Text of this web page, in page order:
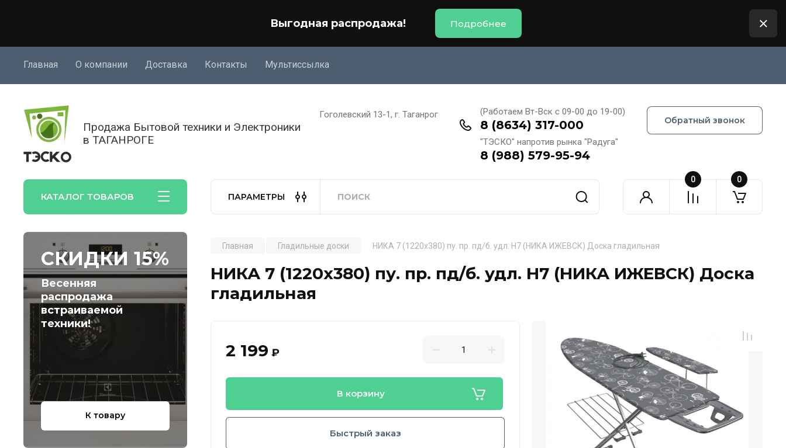
Выгодная распродажа! Подробнее
Главная О компании Доставка Контакты Мультиссылка
Продажа Бытовой техники и Электроники
в ТАГАНРОГЕ
Гоголевский 13-1, г. Таганрог (Работаем Вт-Вск с 09-00 до 19-00)
8 (8634) 317-000
"ТЭСКО" напротив рынка "Радуга"
8 (988) 579-95-94
Обратный звонок
КАТАЛОГ ТОВАРОВ ПАРАМЕТРЫ
0 0
СКИДКИ 15%
Весенняя
распродажа
встраиваемой
техники!
К товару
Главная Гладильные доски НИКА 7 (1220х380) пу. пр. пд/б. удл. Н7 (НИКА ИЖЕВСК) Доска гладильная
НИКА 7 (1220х380) пу. пр. пд/б. удл. Н7 (НИКА ИЖЕВСК) Доска
гладильная
2 199 ₽
В корзину
Быстрый заказ